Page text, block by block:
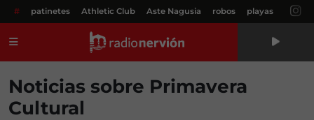
# patinetes Athletic Club Aste Nagusia robos playas
Noticias sobre Primavera
Cultural